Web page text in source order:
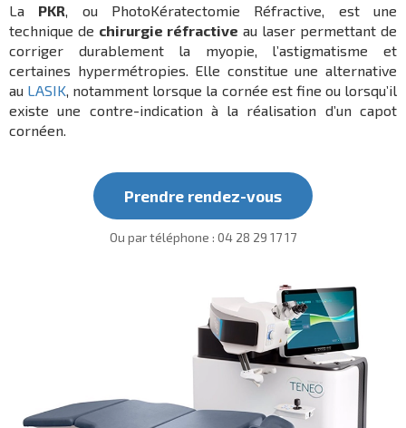
La PKR, ou PhotoKératectomie Réfractive, est une
technique de chirurgie réfractive au laser permettant de
corriger durablement la myopie, l’astigmatisme et
certaines hypermétropies. Elle constitue une alternative
au LASIK, notamment lorsque la cornée est fine ou lorsqu’il
existe une contre-indication à la réalisation d’un capot
cornéen.
Prendre rendez-vous
Ou par téléphone : 04 28 29 17 17